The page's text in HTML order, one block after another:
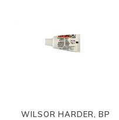
WILSOR HARDER, BP